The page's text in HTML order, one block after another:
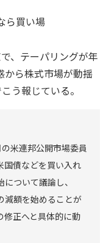
ら買い場
、テーパリングが年
から株式市場が動揺
う報じている。
米連邦公開市場委員
国債などを買い入れ
ついて議論し、
減額を始めることが
修正へと具体的に動